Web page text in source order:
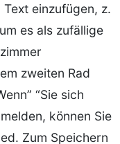
einzufügen, z.
es als zufällige
zweiten Rad
“Sie sich
können Sie
Zum Speichern